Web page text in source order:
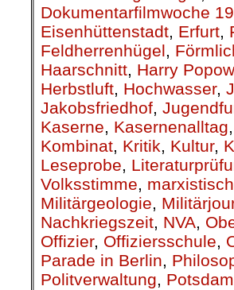
Dokumentarfilmwoche
Eisenhüttenstadt, Erfurt,
Feldherrenhügel,
Haarschnitt, Harry Popow
Herbstluft, Hochwasser,
Jakobsfriedhof,
Kaserne, Kasernenalltag,
Kombinat, Kritik, Kultur,
Leseprobe,
Volksstimme,
Militärgeologie,
Nachkriegszeit, NVA,
Offizier, Offiziersschule,
Parade in Berlin,
Politverwaltung, Potsdam